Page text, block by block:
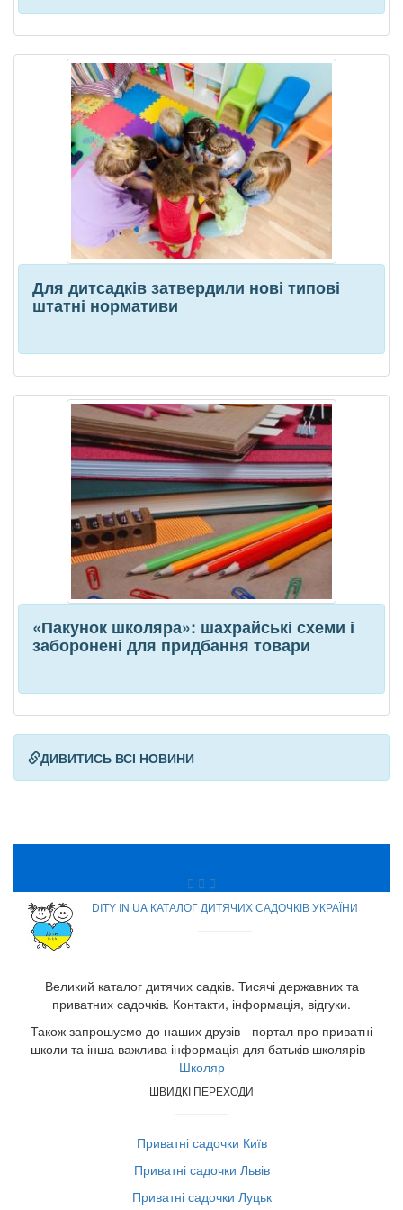
Для дитсадків затвердили нові типові
штатні нормативи
«Пакунок школяра»: шахрайські схеми і
заборонені для придбання товари
ДИВИТИСЬ ВСІ НОВИНИ
DITY IN UA КАТАЛОГ ДИТЯЧИХ САДОЧКІВ УКРАЇНИ
Великий каталог дитячих садків. Тисячі державних та
приватних садочків. Контакти, інформація, відгуки.
Також запрошуємо до наших друзів - портал про приватні
школи та інша важлива інформація для батьків школярів -
Школяр
ШВИДКІ ПЕРЕХОДИ
Приватні садочки Київ
Приватні садочки Львів
Приватні садочки Луцьк